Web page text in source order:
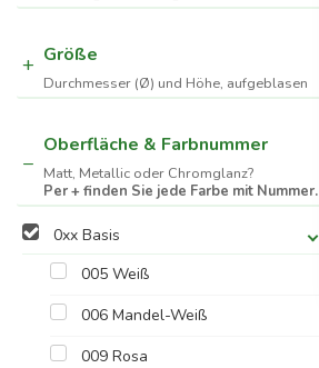
Größe
Durchmesser (Ø) und Höhe, aufgeblasen
Oberfläche & Farbnummer
Matt, Metallic oder Chromglanz?
Per + finden Sie jede Farbe mit Nummer.
0xx Basis
005 Weiß
006 Mandel-Weiß
009 Rosa